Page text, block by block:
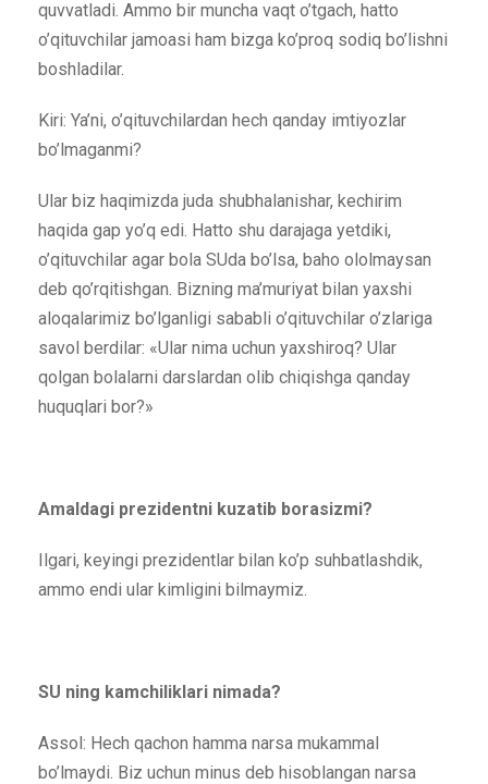
quvvatladi. Ammo bir muncha vaqt o’tgach, hatto
o’qituvchilar jamoasi ham bizga ko’proq sodiq bo’lishni
boshladilar.
Kiri: Ya’ni, o’qituvchilardan hech qanday imtiyozlar
bo’lmaganmi?
Ular biz haqimizda juda shubhalanishar, kechirim
haqida gap yo’q edi. Hatto shu darajaga yetdiki,
o’qituvchilar agar bola SUda bo’lsa, baho ololmaysan
deb qo’rqitishgan. Bizning ma’muriyat bilan yaxshi
aloqalarimiz bo’lganligi sababli o’qituvchilar o’zlariga
savol berdilar: «Ular nima uchun yaxshiroq? Ular
qolgan bolalarni darslardan olib chiqishga qanday
huquqlari bor?»
Amaldagi prezidentni kuzatib borasizmi?
Ilgari, keyingi prezidentlar bilan ko’p suhbatlashdik,
ammo endi ular kimligini bilmaymiz.
SU ning kamchiliklari nimada?
Assol: Hech qachon hamma narsa mukammal
bo’lmaydi. Biz uchun minus deb hisoblangan narsa